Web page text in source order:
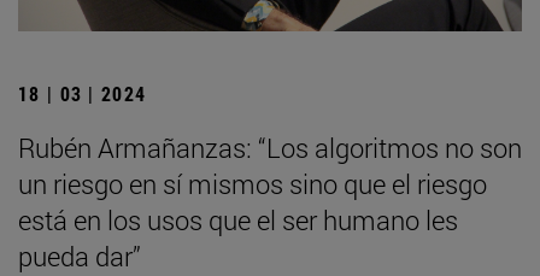
18 | 03 | 2024
Rubén Armañanzas: “Los algoritmos no son
un riesgo en sí mismos sino que el riesgo
está en los usos que el ser humano les
pueda dar”